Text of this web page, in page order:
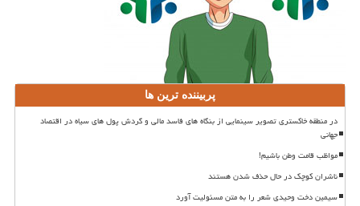
پربیننده ترین ها
در منطقه خاکستری تصویر سینمایی از بنگاه های فاسد مالی و گردش پول های سیاه در اقتصاد
جهانی
مواظب قامت وطن باشیم!
ناشران کوچک در حال حذف شدن هستند
سیمین دخت وحیدی شعر را به متن مسئولیت آورد